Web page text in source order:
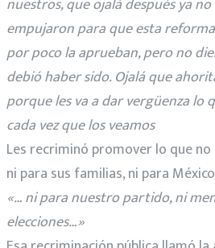
empujaron para que esta
por poco la aprueban, pero no
debió haber sido. Ojalá que
porque les va a dar vergüenza lo
cada vez que los veamos
Les recriminó promover lo que
ni para sus familias, ni para
«… ni para nuestro partido, ni
elecciones…»